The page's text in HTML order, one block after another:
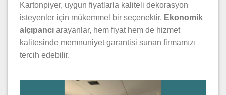
Kartonpiyer, uygun fiyatlarla kaliteli dekorasyon
isteyenler için mükemmel bir seçenektir. Ekonomik
alçıpancı arayanlar, hem fiyat hem de hizmet
kalitesinde memnuniyet garantisi sunan firmamızı
tercih edebilir.